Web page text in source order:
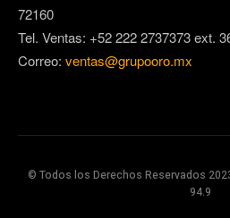
72160
Tel. Ventas: +52 222 2737373 ext.
Correo: ventas@grupooro.mx
© Todos los Derechos Reservados
94.9